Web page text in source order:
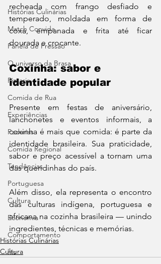
Histórias Culinárias
Match Convida
Panela de Pressão
O universo da Brasa
Pizzaria
Comida de Rua
Experiências
Padarias
Comida Regional
Tendências
Portuguesa
Cultura
Economia
Comportamento
his
recheada com frango desfiado e
temperado, moldada em forma de
coxa, empanada e frita até ficar
dourada e crocante.
Coxinha: sabor e
identidade popular
Presente em festas de aniversário,
lanchonetes e eventos informais, a
coxinha é mais que comida: é parte da
identidade brasileira. Sua praticidade,
sabor e preço acessível a tornam uma
das queridinhas do país.
Além disso, ela representa o encontro
das culturas indígena, portuguesa e
africana na cozinha brasileira — unindo
ingredientes, técnicas e memórias.
Histórias Culinárias
Cultura